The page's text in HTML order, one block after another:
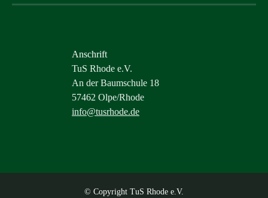
Anschrift
TuS Rhode e.V.
An der Baumschule 18
57462 Olpe/Rhode
info@tusrhode.de
© Copyright TuS Rhode e.V.